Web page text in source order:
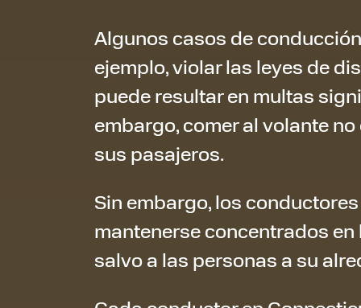
Algunos casos de
ejemplo, violar las leyes de
puede resultar en multas
embargo, comer al volante
sus pasajeros.
Sin embargo, los
mantenerse concentrados
salvo a las personas a su